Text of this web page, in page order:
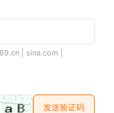
| sina.com |
发送验证码